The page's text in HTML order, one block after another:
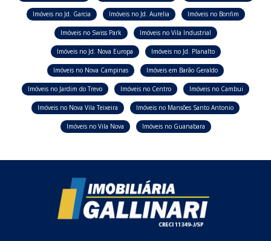
Imóveis no Jd. Garcia Imóveis no Jd. Aurelia Imóveis no Bonfim
Imóveis no Swiss Park Imóveis no Vila Industrial
Imóveis no Jd. Nova Europa Imóveis no Jd. Planalto
Imóveis no Nova Campinas Imóveis em Barão Geraldo
Imóveis no Jardim do Trevo Imóveis no Centro Imóveis no Cambui
Imóveis no Nova Vila Teixeira Imóveis no Mansões Santo Antonio
Imóveis no Vila Nova Imóveis no Guanabara